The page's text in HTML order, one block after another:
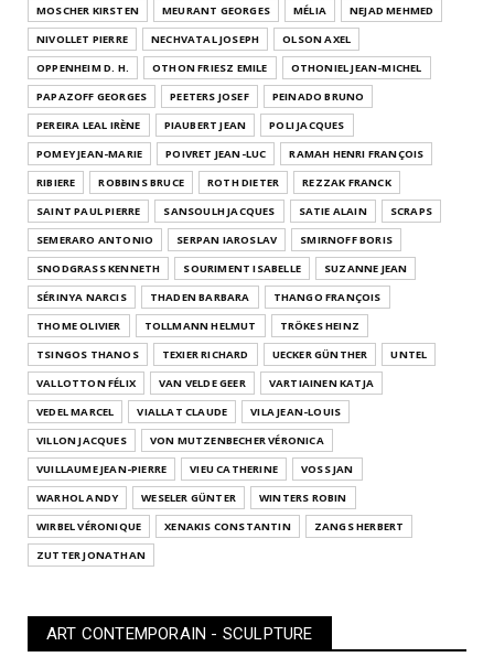
MOSCHER KIRSTEN
MEURANT GEORGES MÉLIA
NEJAD MEHMED
NIVOLLET PIERRE
NECHVATAL JOSEPH
OLSON AXEL
OPPENHEIM D. H.
OTHON FRIESZ EMILE
OTHONIEL JEAN-MICHEL
PAPAZOFF GEORGES
PEETERS JOSEF
PEINADO BRUNO
PEREIRA LEAL IRÈNE
PIAUBERT JEAN
POLI JACQUES
POMEY JEAN-MARIE
POIVRET JEAN-LUC
RAMAH HENRI FRANÇOIS
RIBIERE
ROBBINS BRUCE ROTH DIETER
REZZAK FRANCK
SAINT PAUL PIERRE
SANSOULH JACQUES SATIE ALAIN
SCRAPS
SEMERARO ANTONIO
SERPAN IAROSLAV
SMIRNOFF BORIS
SNODGRASS KENNETH
SOURIMENT ISABELLE
SUZANNE JEAN
SÉRINYA NARCIS
THADEN BARBARA
THANGO FRANÇOIS
THOME OLIVIER
TOLLMANN HELMUT
TRÖKES HEINZ
TSINGOS THANOS
TEXIER RICHARD UECKER GÜNTHER
UNTEL
VALLOTTON FÉLIX
VAN VELDE GEER
VARTIAINEN KATJA
VEDEL MARCEL
VIALLAT CLAUDE
VILA JEAN-LOUIS
VILLON JACQUES
VON MUTZENBECHER VÉRONICA
VUILLAUME JEAN-PIERRE
VIEU CATHERINE
VOSS JAN
WARHOL ANDY
WESELER GÜNTER
WINTERS ROBIN
WIRBEL VÉRONIQUE
XENAKIS CONSTANTIN
ZANGS HERBERT
ZUTTER JONATHAN
ART CONTEMPORAIN - SCULPTURE